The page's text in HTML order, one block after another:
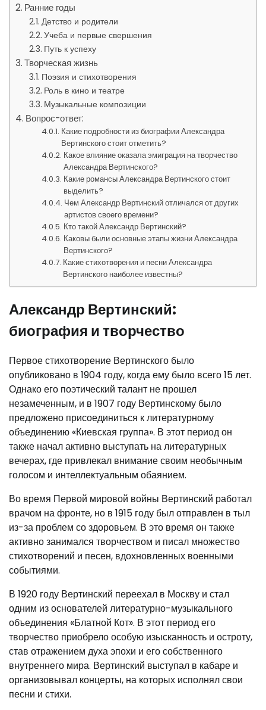
Ранние годы
Детство и родители
Учеба и первые свершения
Путь к успеху
Творческая жизнь
Поэзия и стихотворения
Роль в кино и театре
Музыкальные композиции
Вопрос-ответ:
Какие подробности из биографии Александра
Вертинского стоит отметить?
Какое влияние оказала эмиграция на творчество
Александра Вертинского?
Какие романсы Александра Вертинского стоит
выделить?
Чем Александр Вертинский отличался от других
артистов своего времени?
Кто такой Александр Вертинский?
Каковы были основные этапы жизни Александра
Вертинского?
Какие стихотворения и песни Александра
Вертинского наиболее известны?
Александр Вертинский:
биография и творчество
Первое стихотворение Вертинского было
опубликовано в 1904 году, когда ему было всего 15 лет.
Однако его поэтический талант не прошел
незамеченным, и в 1907 году Вертинскому было
предложено присоединиться к литературному
объединению «Киевская группа». В этот период он
также начал активно выступать на литературных
вечерах, где привлекал внимание своим необычным
голосом и интеллектуальным обаянием.
Во время Первой мировой войны Вертинский работал
врачом на фронте, но в 1915 году был отправлен в тыл
из-за проблем со здоровьем. В это время он также
активно занимался творчеством и писал множество
стихотворений и песен, вдохновленных военными
событиями.
В 1920 году Вертинский переехал в Москву и стал
одним из основателей литературно-музыкального
объединения «Блатной Кот». В этот период его
творчество приобрело особую изысканность и остроту,
став отражением духа эпохи и его собственного
внутреннего мира. Вертинский выступал в кабаре и
организовывал концерты, на которых исполнял свои
песни и стихи.